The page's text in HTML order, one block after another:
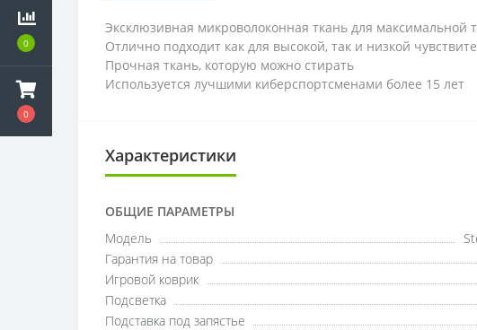
0
0
Эксклюзивная микроволоконная ткань для максимальной
Отлично подходит как для высокой, так и низкой
Прочная ткань, которую можно стирать
Используется лучшими киберспортсменами более 15 лет
Характеристики
ОБЩИЕ ПАРАМЕТРЫ
Модель
Гарантия на товар
Игровой коврик
Подсветка
Подставка под запястье